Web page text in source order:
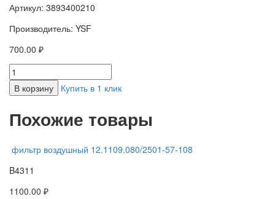
Артикул: 3893400210
Производитель: YSF
700.00 ₽
В корзину Купить в 1 клик
Похожие товары
фильтр воздушный 12.1109.080/2501-57-108
B4311
1100.00 ₽